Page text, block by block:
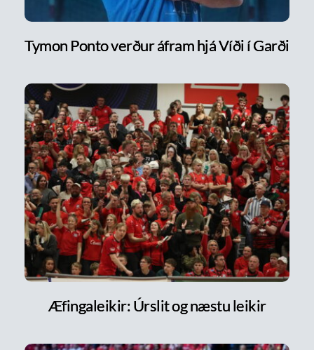
Tymon Ponto verður áfram hjá Víði í Garði
Æfingaleikir: Úrslit og næstu leikir